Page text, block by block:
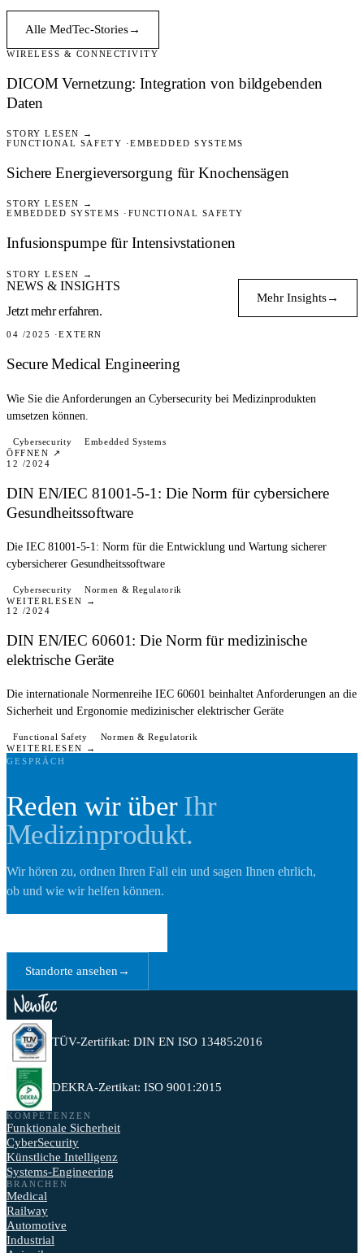
Alle MedTec-Stories→
WIRELESS & CONNECTIVITY
DICOM Vernetzung: Integration von bildgebenden
Daten
STORY LESEN →
FUNCTIONAL SAFETY EMBEDDED SYSTEMS
Sichere Energieversorgung für Knochensägen
STORY LESEN →
EMBEDDED SYSTEMS FUNCTIONAL SAFETY
Infusionspumpe für Intensivstationen
STORY LESEN →
NEWS & INSIGHTS
Jetzt mehr erfahren.
Mehr Insights→
WHITEPAPER
04 /2025 EXTERN
Secure Medical Engineering
Wie Sie die Anforderungen an Cybersecurity bei Medizinprodukten
umsetzen können.
Cybersecurity Embedded Systems
ÖFFNEN ↗
BLOG
12 /2024
DIN EN/IEC 81001-5-1: Die Norm für cybersichere
Gesundheitssoftware
Die IEC 81001-5-1: Norm für die Entwicklung und Wartung sicherer
cybersicherer Gesundheitssoftware
Cybersecurity Normen & Regulatorik
WEITERLESEN →
BLOG
12 /2024
DIN EN/IEC 60601: Die Norm für medizinische
elektrische Geräte
Die internationale Normenreihe IEC 60601 beinhaltet Anforderungen an die
Sicherheit und Ergonomie medizinischer elektrischer Geräte
Functional Safety Normen & Regulatorik
WEITERLESEN →
GESPRÄCH
Reden wir über Ihr
Medizinprodukt.
Wir hören zu, ordnen Ihren Fall ein und sagen Ihnen ehrlich,
ob und wie wir helfen können.
Standorte ansehen →
TÜV-Zertifikat: DIN EN ISO 13485:2016
DEKRA-Zertikat: ISO 9001:2015
KOMPETENZEN
Funktionale Sicherheit
CyberSecurity
Künstliche Intelligenz
Systems-Engineering
BRANCHEN
Medical
Railway
Automotive
Industrial